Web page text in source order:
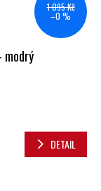
1 095 Kč
–0 %
modrý
DETAIL